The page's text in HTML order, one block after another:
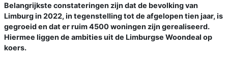
Belangrijkste constateringen zijn dat de bevolking van
Limburg in 2022, in tegenstelling tot de afgelopen tien jaar, is
gegroeid en dat er ruim 4500 woningen zijn gerealiseerd.
Hiermee liggen de ambities uit de Limburgse Woondeal op
koers.